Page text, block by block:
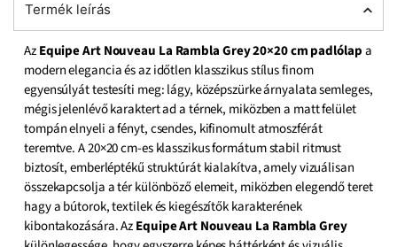
Termék leírás
AzEquipe Art Nouveau La Rambla Grey 20×20 cm padlólapa
modern elegancia és az időtlen klasszikus stílus finom
egyensúlyát testesíti meg: lágy, középszürke árnyalata semleges,
mégis jelenlévő karaktert ad a térnek, miközben a matt felület
tompán elnyeli a fényt, csendes, kifinomult atmoszférát
teremtve. A 20×20 cm-es klasszikus formátum stabil ritmust
biztosít, emberléptékű struktúrát kialakítva, amely vizuálisan
összekapcsolja a tér különböző elemeit, miközben elegendő teret
hagy a bútorok, textilek és kiegészítők karakterének
kibontakozására. AzEquipe Art Nouveau La Rambla Grey